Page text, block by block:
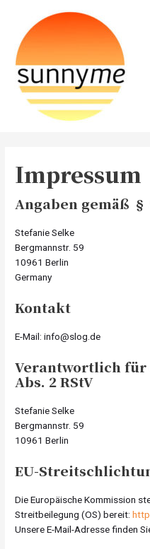
springen
Impressum
Angaben gemäß §
Stefanie Selke
Bergmannstr. 59
10961 Berlin
Germany
Kontakt
E-Mail: info@slog.de
Verantwortlich für
Abs. 2 RStV
Stefanie Selke
Bergmannstr. 59
10961 Berlin
EU-
Die Europäische Kommission
Streitbeilegung (OS) bereit:
Unsere E-Mail-Adresse finden